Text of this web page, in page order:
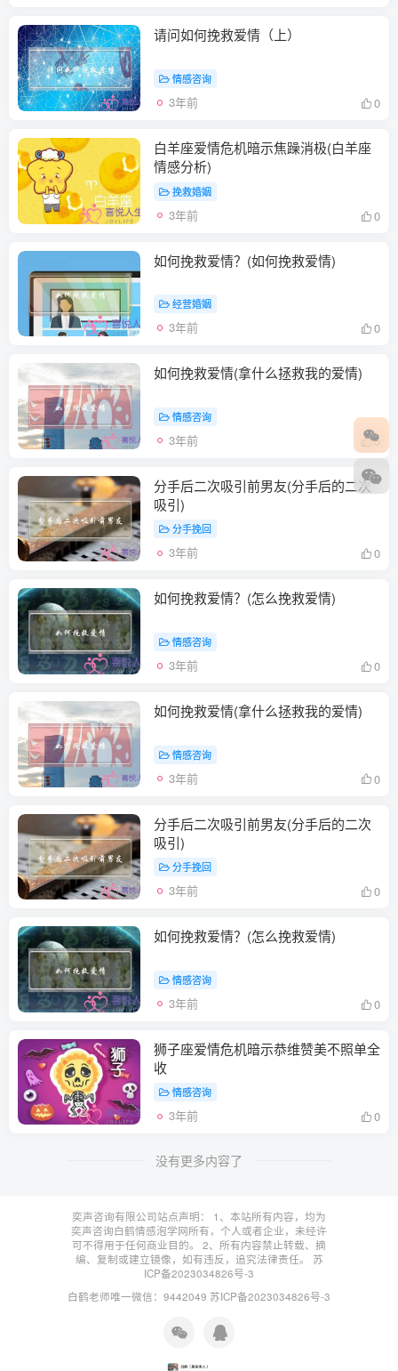
请问如何挽救爱情（上）
情感咨询
3年前 0
白羊座爱情危机暗示焦躁消极(白羊座
情感分析)
挽救婚姻
3年前 0
如何挽救爱情？(如何挽救爱情)
经营婚姻
3年前 0
如何挽救爱情(拿什么拯救我的爱情)
情感咨询
3年前 0
分手后二次吸引前男友(分手后的二次
吸引)
分手挽回
3年前 0
如何挽救爱情？(怎么挽救爱情)
情感咨询
3年前 0
如何挽救爱情(拿什么拯救我的爱情)
情感咨询
3年前 0
分手后二次吸引前男友(分手后的二次
吸引)
分手挽回
3年前 0
如何挽救爱情？(怎么挽救爱情)
情感咨询
3年前 0
狮子座爱情危机暗示恭维赞美不照单全
收
情感咨询
3年前 0
没有更多内容了
奕声咨询有限公司站点声明： 1、本站所有内容，均为
奕声咨询白鹤情感泡学网所有，个人或者企业，未经许
可不得用于任何商业目的。 2、所有内容禁止转载、摘
编、复制或建立镜像，如有违反，追究法律责任。 苏
ICP备2023034826号-3
白鹤老师唯一微信：9442049 苏ICP备2023034826号-3